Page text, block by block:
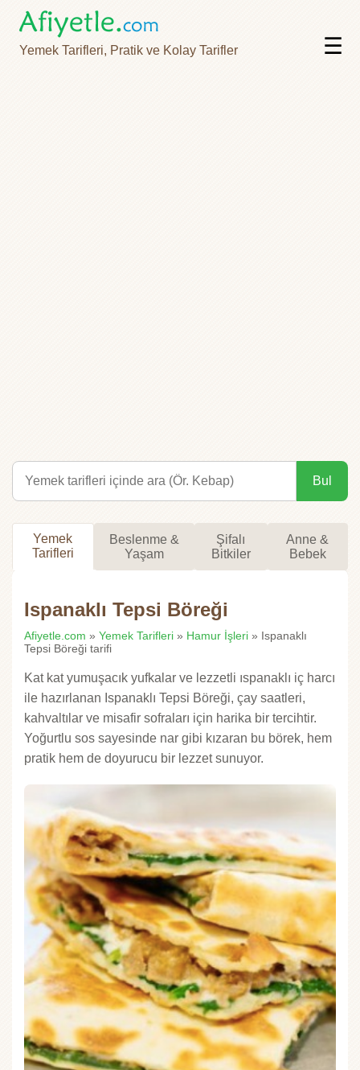
Yemek Tarifleri, Pratik ve Kolay Tarifler ☰
Bul
Yemek
Tarifleri
Beslenme &
Yaşam
Şifalı
Bitkiler
Anne &
Bebek
Ispanaklı Tepsi Böreği
Afiyetle.com » Yemek Tarifleri » Hamur İşleri » Ispanaklı
Tepsi Böreği tarifi
Kat kat yumuşacık yufkalar ve lezzetli ıspanaklı iç harcı
ile hazırlanan Ispanaklı Tepsi Böreği, çay saatleri,
kahvaltılar ve misafir sofraları için harika bir tercihtir.
Yoğurtlu sos sayesinde nar gibi kızaran bu börek, hem
pratik hem de doyurucu bir lezzet sunuyor.